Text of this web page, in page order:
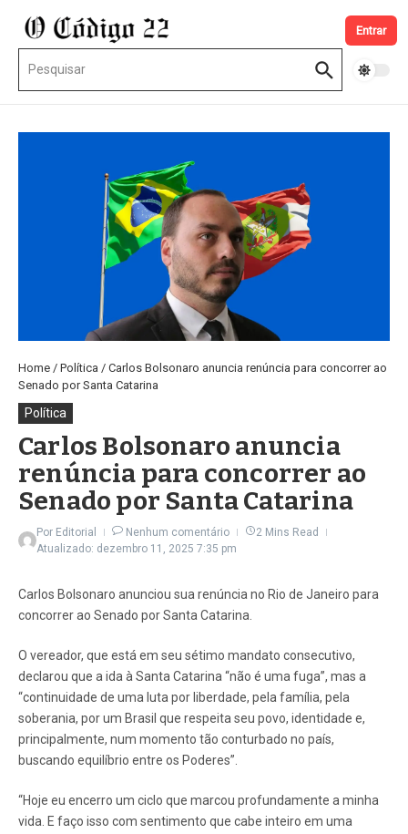
Entrar
Home / Política / Carlos Bolsonaro anuncia renúncia para concorrer ao
Senado por Santa Catarina
Política
Carlos Bolsonaro anuncia
renúncia para concorrer ao
Senado por Santa Catarina
Por Editorial Nenhum comentário
2 Mins Read
Atualizado: dezembro 11, 2025 7:35 pm
Carlos Bolsonaro anunciou sua renúncia no Rio de Janeiro para
concorrer ao Senado por Santa Catarina.
O vereador, que está em seu sétimo mandato consecutivo,
declarou que a ida à Santa Catarina “não é uma fuga”, mas a
“continuidade de uma luta por liberdade, pela família, pela
soberania, por um Brasil que respeita seu povo, identidade e,
principalmente, num momento tão conturbado no país,
buscando equilíbrio entre os Poderes”.
“Hoje eu encerro um ciclo que marcou profundamente a minha
vida. E faço isso com sentimento que cabe inteiro em uma